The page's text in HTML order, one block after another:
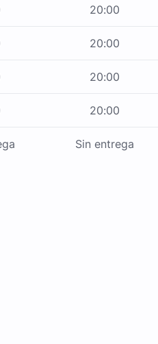
20:00
20:00
20:00
20:00
Sin entrega